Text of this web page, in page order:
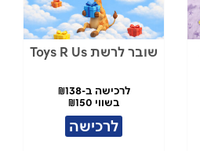
שובר לרשת Toys R Us
לרכישה ב-₪138
בשווי ₪150
לרכישה